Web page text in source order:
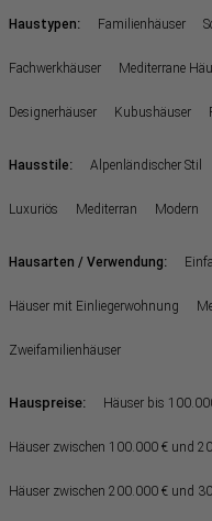
Haustypen: Familienhäuser
Fachwerkhäuser Mediterrane
Designerhäuser Kubushäuser
Hausstile: Alpenländischer Stil
Luxuriös Mediterran Modern
Hausarten / Verwendung:
Häuser mit Einliegerwohnung
Zweifamilienhäuser
Hauspreise: Häuser bis
Häuser zwischen 100.000 € und
Häuser zwischen 200.000 € und